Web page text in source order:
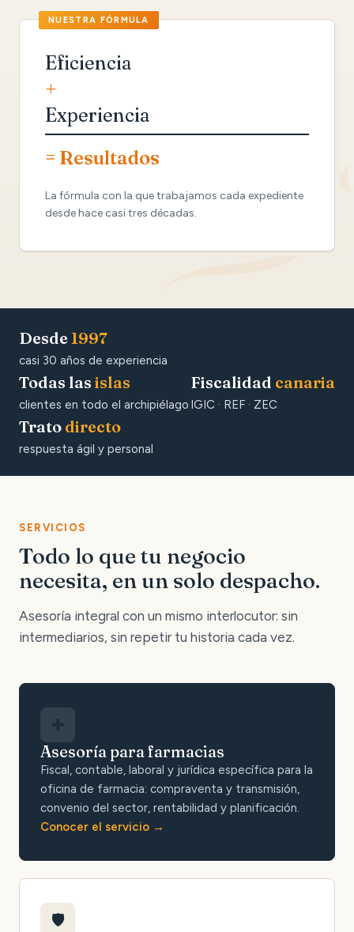
Eficiencia
+
Experiencia
= Resultados
La fórmula con la que trabajamos cada expediente
desde hace casi tres décadas.
Desde 1997
casi 30 años de experiencia
Todas las islas
clientes en todo el archipiélago
Fiscalidad canaria
IGIC · REF · ZEC
Trato directo
respuesta ágil y personal
SERVICIOS
Todo lo que tu negocio
necesita, en un solo despacho.
Asesoría integral con un mismo interlocutor: sin
intermediarios, sin repetir tu historia cada vez.
Asesoría para farmacias
Fiscal, contable, laboral y jurídica específica para la
oficina de farmacia: compraventa y transmisión,
convenio del sector, rentabilidad y planificación.
Conocer el servicio
🛡️